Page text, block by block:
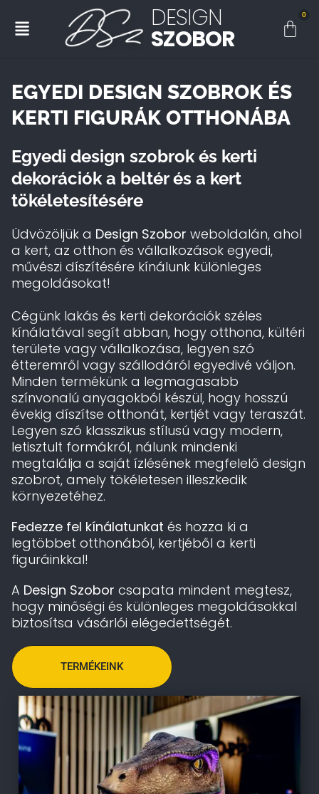
DESIGN
SZOBOR
0
EGYEDI DESIGN SZOBROK ÉS
KERTI FIGURÁK OTTHONÁBA
Egyedi design szobrok és kerti
dekorációk a beltér és a kert
tökéletesítésére
Üdvözöljük a Design Szobor weboldalán, ahol
a kert, az otthon és vállalkozások egyedi,
művészi díszítésére kínálunk különleges
megoldásokat!
Cégünk lakás és kerti dekorációk széles
kínálatával segít abban, hogy otthona, kültéri
területe vagy vállalkozása, legyen szó
étteremről vagy szállodáról egyedivé váljon.
Minden termékünk a legmagasabb
színvonalú anyagokból készül, hogy hosszú
évekig díszítse otthonát, kertjét vagy teraszát.
Legyen szó klasszikus stílusú vagy modern,
letisztult formákról, nálunk mindenki
megtalálja a saját ízlésének megfelelő design
szobrot, amely tökéletesen illeszkedik
környezetéhez.
Fedezze fel kínálatunkat és hozza ki a
legtöbbet otthonából, kertjéből a kerti
figuráinkkal!
A Design Szobor csapata mindent megtesz,
hogy minőségi és különleges megoldásokkal
biztosítsa vásárlói elégedettségét.
TERMÉKEINK